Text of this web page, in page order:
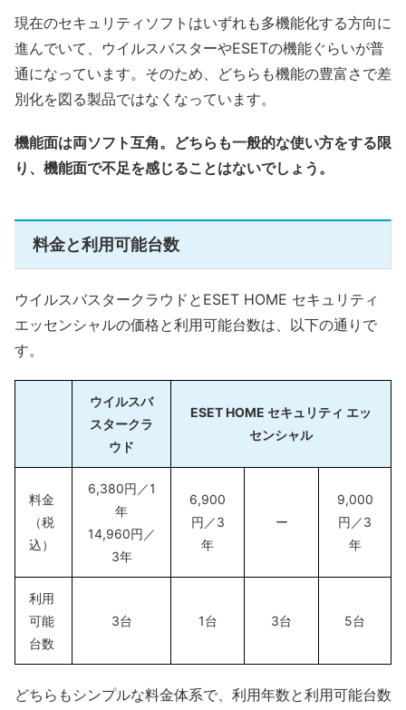
現在のセキュリティソフトはいずれも多機能化する方向に
進んでいて、ウイルスバスターやESETの機能ぐらいが普
通になっています。そのため、どちらも機能の豊富さで差
別化を図る製品ではなくなっています。
機能面は両ソフト互角。どちらも一般的な使い方をする限
り、機能面で不足を感じることはないでしょう。
料金と利用可能台数
ウイルスバスタークラウドとESET HOME セキュリティ
エッセンシャルの価格と利用可能台数は、以下の通りで
す。
ウイルスバ
スタークラ
ウド
ESET HOME セキュリティ エッ
センシャル
料金
（税
込）
6,380円／1
年
14,960円／
3年
6,900
円／3
年
ー
9,000
円／3
年
利用
可能
台数
3台 1台 3台 5台
どちらもシンプルな料金体系で、利用年数と利用可能台数